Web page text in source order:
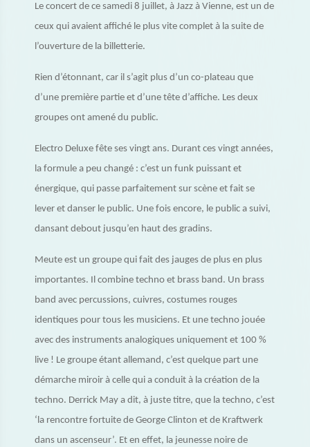
Le concert de ce samedi 8 juillet, à Jazz à Vienne, est un de
ceux qui avaient affiché le plus vite complet à la suite de
l’ouverture de la billetterie.
Rien d’étonnant, car il s’agit plus d’un co-plateau que
d’une première partie et d’une tête d’affiche. Les deux
groupes ont amené du public.
Electro Deluxe fête ses vingt ans. Durant ces vingt années,
la formule a peu changé : c’est un funk puissant et
énergique, qui passe parfaitement sur scène et fait se
lever et danser le public. Une fois encore, le public a suivi,
dansant debout jusqu’en haut des gradins.
Meute est un groupe qui fait des jauges de plus en plus
importantes. Il combine techno et brass band. Un brass
band avec percussions, cuivres, costumes rouges
identiques pour tous les musiciens. Et une techno jouée
avec des instruments analogiques uniquement et 100 %
live ! Le groupe étant allemand, c’est quelque part une
démarche miroir à celle qui a conduit à la création de la
techno. Derrick May a dit, à juste titre, que la techno, c’est
‘la rencontre fortuite de George Clinton et de Kraftwerk
dans un ascenseur’. Et en effet, la jeunesse noire de